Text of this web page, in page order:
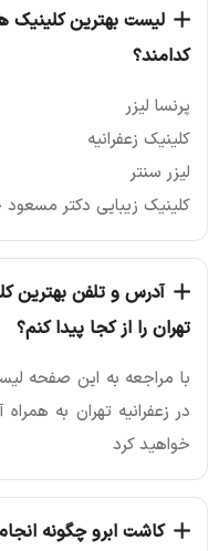
لیست بهترین کلینیک
کدامند؟
پرنسا لیزر
کلینیک زعفرانیه
لیزر سنتر
کلینیک زیبایی دکتر
آدرس و تلفن بهترین
تهران را از کجا پیدا کنم؟
با مراجعه به این صفحه
در زعفرانیه تهران به
خواهید کرد
کاشت ابرو چگونه